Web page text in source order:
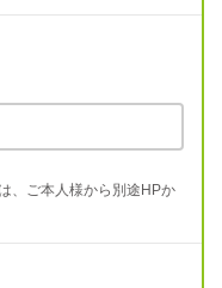
、ご本人様から別途HPか